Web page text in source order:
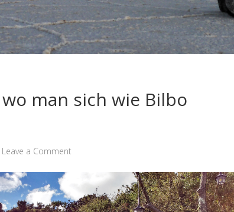
man sich wie Bilbo
Leave a Comment